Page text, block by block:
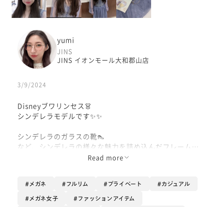
yumi
JINS
JINS イオンモール大和郡山店
3/9/2024
Disneyブワリンセス👗
シンデレラモデルです✨✨
シンデレラのガラスの靴👠
など、シンデレラの様々な魅力を詰め込んだフレーム
是非お試しくださいませ☺️
Read more
メガネ フルリム プライベート カジュアル
メガネ女子 ファッションアイテム